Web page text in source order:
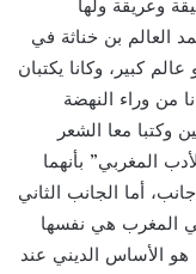
وعريقة ولها
العالم بن خناثة في
كبير، وكانا يكتبان
من وراء النهضة
وكتبا معا الشعر
المغربي” بأنهما
أما الجانب الثاني
المغرب هي نفسها
هو الأساس الديني عند